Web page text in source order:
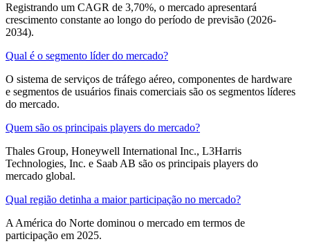
Registrando um CAGR de 3,70%, o mercado apresentará
crescimento constante ao longo do período de previsão (2026-
2034).
Qual é o segmento líder do mercado?
O sistema de serviços de tráfego aéreo, componentes de hardware
e segmentos de usuários finais comerciais são os segmentos líderes
do mercado.
Quem são os principais players do mercado?
Thales Group, Honeywell International Inc., L3Harris
Technologies, Inc. e Saab AB são os principais players do
mercado global.
Qual região detinha a maior participação no mercado?
A América do Norte dominou o mercado em termos de
participação em 2025.